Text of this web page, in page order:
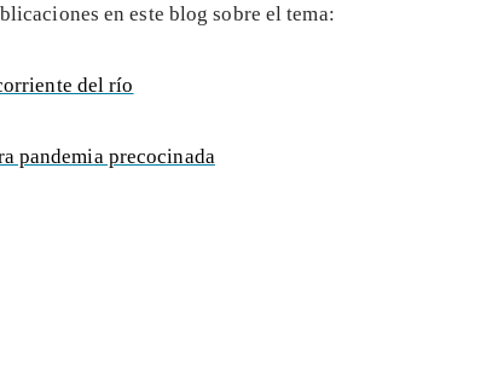
en este blog sobre el tema:
del río
pandemia precocinada